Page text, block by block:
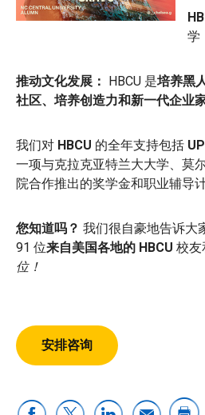
学
推动文化发展： HBCU 是培养黑
社区、培养创造力和新一代企业
我们对 HBCU 的全年支持包括
一项与克拉克亚特兰大大学、莫
院合作推出的奖学金和职业辅导计
您知道吗？ 我们很自豪地告诉大
91 位来自美国各地的 HBCU 校友
位！
安排咨询